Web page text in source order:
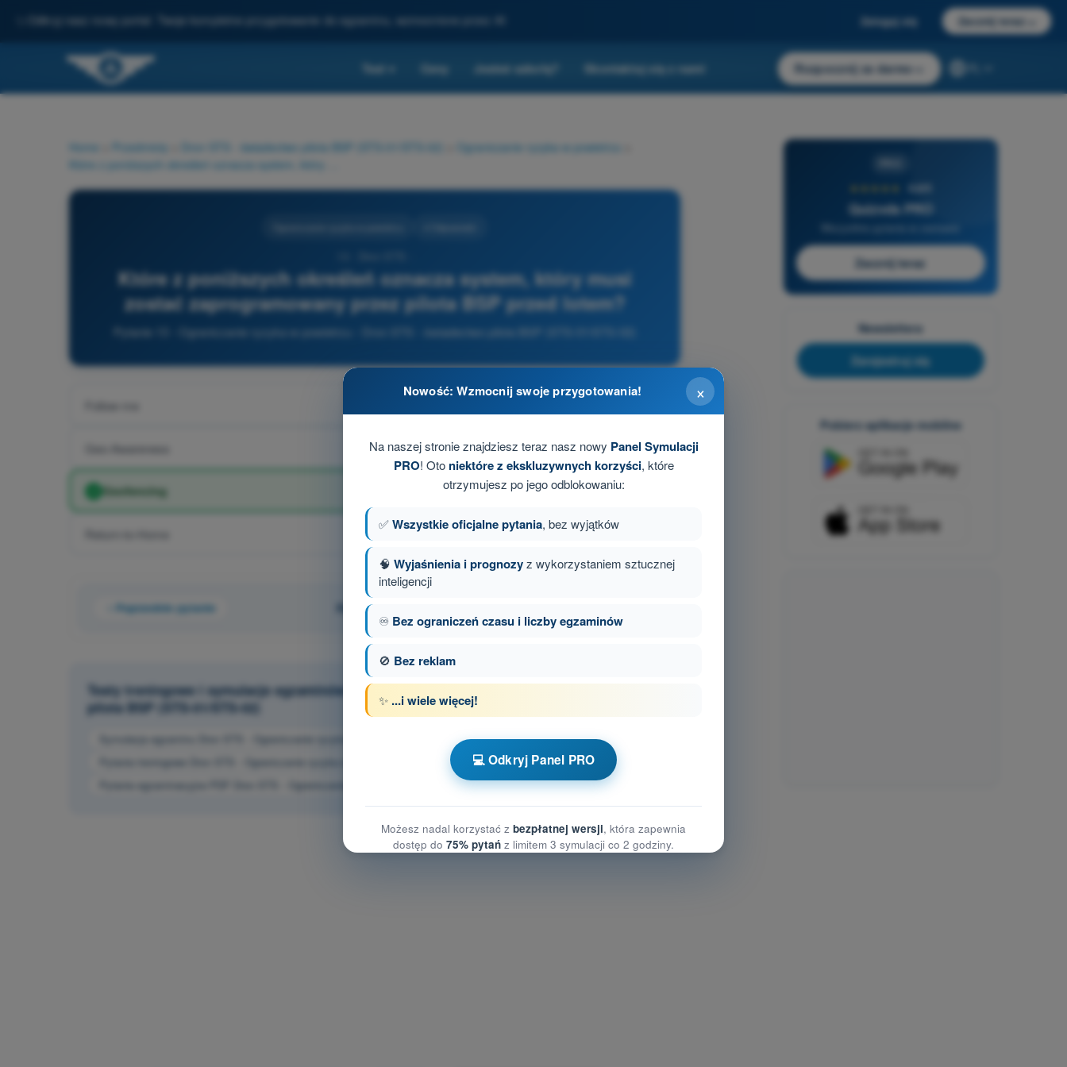
Odkryj nasz nowy portal: Twoje kompletne przygotowanie do egzaminu, wzmocnione przez AI Zaloguj się Zacznij teraz
Test Ceny Jesteś szkołą? Skontaktuj się z nami Rozpocznij za darmo
Home Przedmioty Dron STS - świadectwo pilota BSP (STS-01/STS-02) Ograniczanie ryzyka w powietrzu
Które z poniższych określeń oznacza system, który musi
zostać zaprogramowany przez pilota BSP przed lotem?
Pytanie 13 - Ograniczanie ryzyka w powietrzu - Dron STS - świadectwo pilota BSP (STS-01/STS-02)
Geo-Awareness
Geofencing
Poprzednie pytanie Pytanie 13 z 88
Testy treningowe i symulacje egzaminów z limitem czasowym Dron STS - świadectwo
pilota BSP (STS-01/STS-02)
Symulacja egzaminu Dron STS - Ograniczanie ryzyka w powietrzu
Pytania treningowe Dron STS - Ograniczanie ryzyka w powietrzu
Pytania egzaminacyjne PDF Dron STS - Ograniczanie ryzyka w powietrzu
4,6/5
Quizvds PRO
Zacznij teraz
Newslettera
Zarejestruj się
Pobierz aplikacje mobilne
×
Nowość: Wzmocnij swoje przygotowania!
Na naszej stronie znajdziesz teraz nasz nowy Panel Symulacji
PRO! Oto niektóre z ekskluzywnych korzyści, które
otrzymujesz po jego odblokowaniu:
✅Wszystkie oficjalne pytania, bez wyjątków
🧠 Wyjaśnienia i prognozyz wykorzystaniem sztucznej
inteligencji
♾️ Bez ograniczeń czasu i liczby egzaminów
🚫 Bez reklam
✨ ...i wiele więcej!
💻 Odkryj Panel PRO
Możesz nadal korzystać z bezpłatnej wersji, która zapewnia
dostęp do 75% pytań z limitem 3 symulacji co 2 godziny.